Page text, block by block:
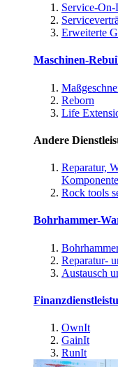
Service-On-
Erweiterte
Maschinen-
Reborn
Life
Andere
Reparatur,
Rock tools
Bohrhammer-
Reparatur-
Austausch
OwnIt
GainIt
RunIt